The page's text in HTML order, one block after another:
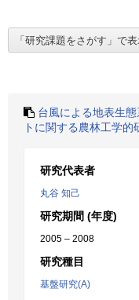
台風による地表生
トに関する農林工学的
研究代表者
丸谷 知己
研究期間 (年度)
2005 – 2008
研究種目
基盤研究(A)